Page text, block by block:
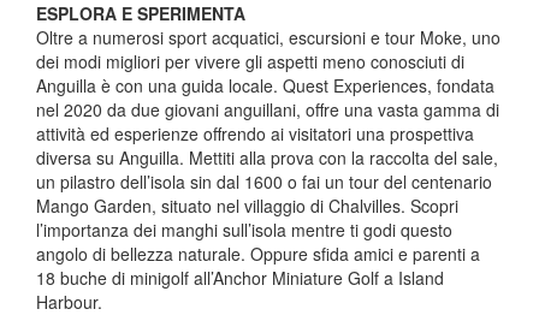
ESPLORA E SPERIMENTA
Oltre a numerosi sport acquatici, escursioni e tour Moke, uno
dei modi migliori per vivere gli aspetti meno conosciuti di
Anguilla è con una guida locale. Quest Experiences, fondata
nel 2020 da due giovani anguillani, offre una vasta gamma di
attività ed esperienze offrendo ai visitatori una prospettiva
diversa su Anguilla. Mettiti alla prova con la raccolta del sale,
un pilastro dell’isola sin dal 1600 o fai un tour del centenario
Mango Garden, situato nel villaggio di Chalvilles. Scopri
l’importanza dei manghi sull’isola mentre ti godi questo
angolo di bellezza naturale. Oppure sfida amici e parenti a
18 buche di minigolf all’Anchor Miniature Golf a Island
Harbour.